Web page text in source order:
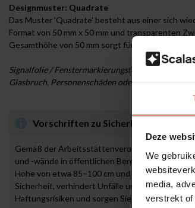
Deze
We
media,
verstrekt of
Designmuster: Quadrate
Das Muster 'Quadrate' besteht aus einer sich
Format von 50 mm x 50 mm und transparenten
Gesamthöhe von 50 mm sorgt für optimale
Signalfolie / Fenstermarkierungsfolie dient als
Glasbruch, Personenschäden oder daraus
Vorschriften zu
Gemäß der Arbeitsstättenverordnung und den
und -wände in öffentlichen Bereichen deutlich
Höhe von etwa 85–100 cm und 140–160 cm
Sicherheit, verhindert Unfälle und entspricht
Haftungsrisiken und sorgen Sie für mehr